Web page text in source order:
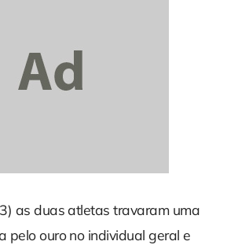
as duas atletas travaram uma
pelo ouro no individual geral e